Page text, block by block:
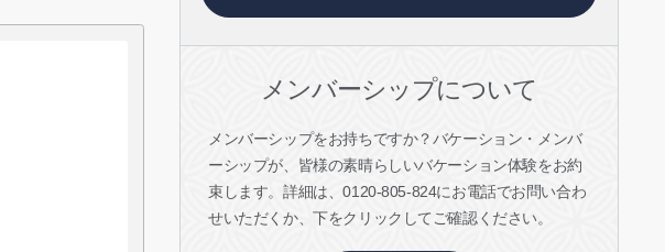
メンバーシップについて
メンバーシップをお持ちですか？バケーション・メンバ
ーシップが、皆様の素晴らしいバケーション体験をお約
束します。詳細は、0120-805-824にお電話でお問い合わ
せいただくか、下をクリックしてご確認ください。